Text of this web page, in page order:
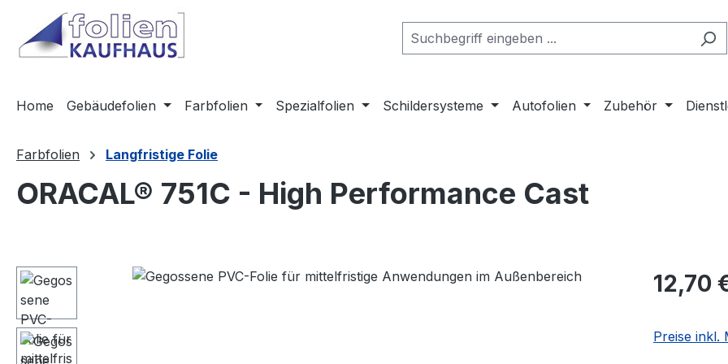
Hauptinhalt springen
Zur Suche springen
Zur Hauptnavigation springen
Home Gebäudefolien Farbfolien Spezialfolien Schildersysteme Autofolien Zubehör
Farbfolien Langfristige Folie
ORACAL® 751C - High Performance Cast
Bildergalerie überspringen Regulärer
12,70
Preise inkl.